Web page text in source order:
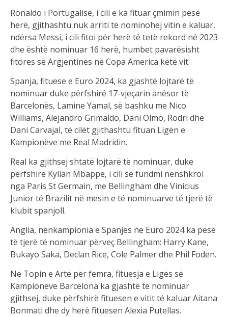
Ronaldo i Portugalisë, i cili e ka fituar çmimin pesë
herë, gjithashtu nuk arriti të nominohej vitin e kaluar,
ndërsa Messi, i cili fitoi për herë të tetë rekord në 2023
dhe është nominuar 16 herë, humbet pavarësisht
fitores së Argjentinës në Copa America këtë vit.
Spanja, fituese e Euro 2024, ka gjashtë lojtarë të
nominuar duke përfshirë 17-vjeçarin anësor të
Barcelonës, Lamine Yamal, së bashku me Nico
Williams, Alejandro Grimaldo, Dani Olmo, Rodri dhe
Dani Carvajal, të cilët gjithashtu fituan Ligën e
Kampionëve me Real Madridin.
Real ka gjithsej shtatë lojtarë të nominuar, duke
përfshirë Kylian Mbappe, i cili së fundmi nënshkroi
nga Paris St Germain, me Bellingham dhe Vinicius
Junior të Brazilit në mesin e të nominuarve të tjerë të
klubit spanjoll.
Anglia, nënkampionia e Spanjës në Euro 2024 ka pesë
të tjerë të nominuar përveç Bellingham: Harry Kane,
Bukayo Saka, Declan Rice, Cole Palmer dhe Phil Foden.
Në Topin e Artë për femra, fituesja e Ligës së
Kampionëve Barcelona ka gjashtë të nominuar
gjithsej, duke përfshirë fituesen e vitit të kaluar Aitana
Bonmati dhe dy herë fituesen Alexia Putellas.